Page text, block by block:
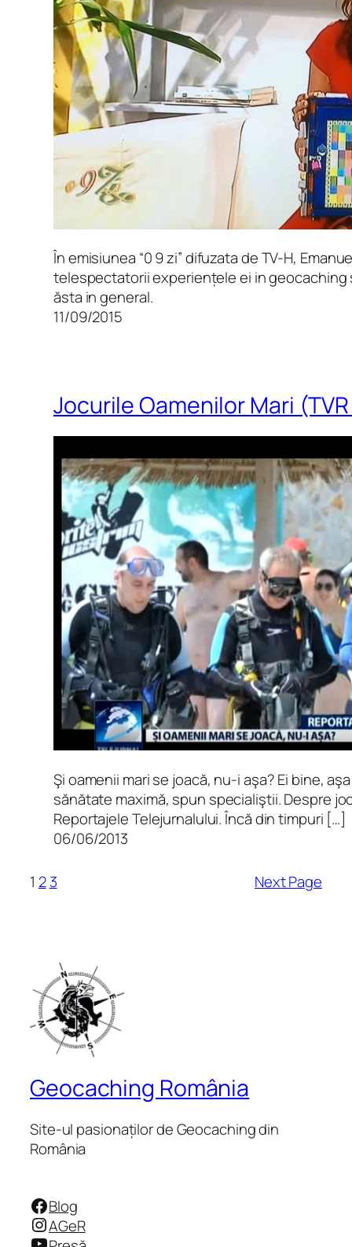
În emisiunea “0 9 zi” difuzata de TV-H,
telespectatorii experiențele ei in geocaching
ăsta in general.
11/09/2015
Jocurile Oamenilor Mari
Şi oamenii mari se joacă, nu-i aşa? Ei bine,
sănătate maximă, spun specialiştii. Despre
Reportajele Telejurnalului. Încă din timpuri […]
06/06/2013
1 2 3 Next Page
Geocaching România
Site-ul pasionaților de Geocaching din
România
Facebook
Instagram
Blog
AGeR